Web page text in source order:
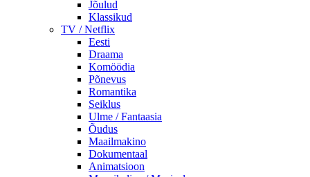
Jõulud
Klassikud
TV / Netflix
Eesti
Draama
Komöödia
Põnevus
Romantika
Seiklus
Ulme / Fantaasia
Õudus
Maailmakino
Dokumentaal
Animatsioon